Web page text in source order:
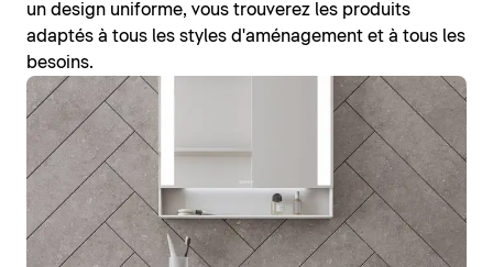
un design uniforme, vous trouverez les produits
adaptés à tous les styles d'aménagement et à tous les
besoins.